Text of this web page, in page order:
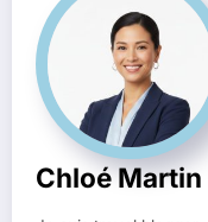
Chloé Martin